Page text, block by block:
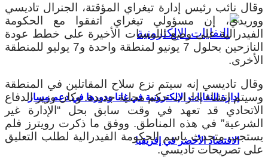
إدارة النفايات الإلكترونية في غانا ودورها في دعم مسار
الاقتصاد الأخضر في إفريقيا
وقال نائب رئيس إدارة تيغراي المؤقتة، الجنرال تاديسي
ووريدي، إن مسؤولي تيغراي اتفقوا مع الحكومة
الفيدرالية على وضع اللمسات الأخيرة على خطط عودة
النازحين بحلول 7 يونيو لمنطقة واحدة و7 يوليو للمنطقة
الأخرى.
وقال تاديسي إنه سيتم نزع سلاح المقاتلين في المنطقة
وسيتم إنشاء إدارات حكم محلية جديدة. وكان وزير الدفاع
الاتحادي قد تعهد في وقت سابق بحل “الإدارة غير
الشرعية” في هذه المناطق. ووفق ما ذكرت رويترز فلم
يستجب متحدث باسم الحكومة الفيدرالية لطلب التعليق
على تصريحات تاديسي.